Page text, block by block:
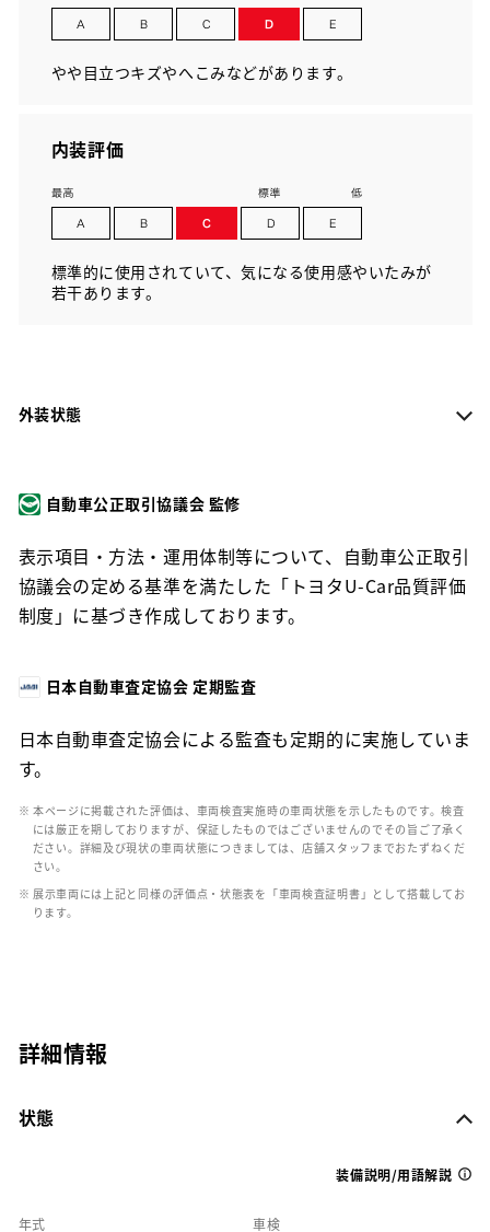
やや目立つキズやへこみなどがあります。
内装評価
標準的に使用されていて、気になる使用感やいたみが
若干あります。
外装状態
自動車公正取引協議会 監修
表示項目・方法・運用体制等について、自動車公正取引
協議会の定める基準を満たした「トヨタU-Car品質評価
制度」に基づき作成しております。
日本自動車査定協会 定期監査
日本自動車査定協会による監査も定期的に実施していま
す。
※ 本ページに掲載された評価は、車両検査実施時の車両状態を示したものです。検査
には厳正を期しておりますが、保証したものではございませんのでその旨ご了承く
ださい。詳細及び現状の車両状態につきましては、店舗スタッフまでおたずねくだ
さい。
※ 展示車両には上記と同様の評価点・状態表を「車両検査証明書」として搭載してお
ります。
詳細情報
状態
装備説明/用語解説
年式 車検